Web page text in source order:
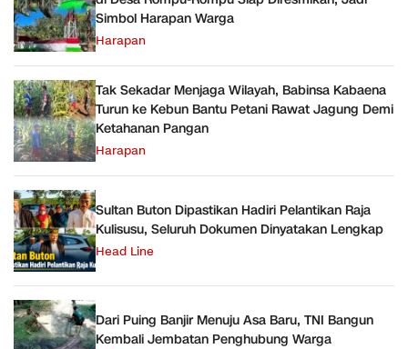
Simbol Harapan Warga
Harapan
Tak Sekadar Menjaga Wilayah, Babinsa Kabaena
Turun ke Kebun Bantu Petani Rawat Jagung Demi
Ketahanan Pangan
Harapan
Sultan Buton Dipastikan Hadiri Pelantikan Raja
Kulisusu, Seluruh Dokumen Dinyatakan Lengkap
Head Line
Dari Puing Banjir Menuju Asa Baru, TNI Bangun
Kembali Jembatan Penghubung Warga